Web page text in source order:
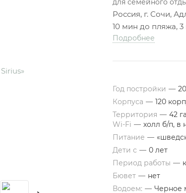
для семейного
Россия, г. Сочи,
10 мин до пляжа,
Подробнее
Год постройки —
Корпуса — 120
Территория — 42 га
Wi-Fi — холл б/п, в
Питание —
Дети с — 0 лет
Период работы —
Бювет — нет
Водоем: — Черное